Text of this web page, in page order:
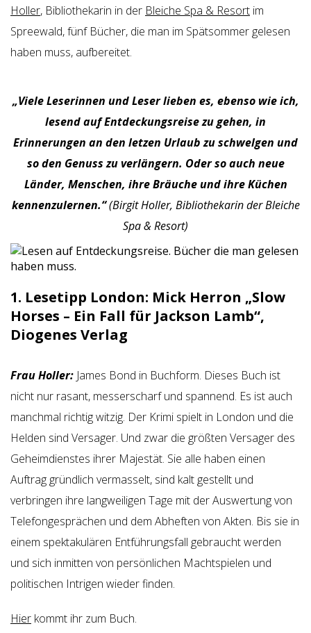
Holler, Bibliothekarin in der Bleiche Spa & Resort im
Spreewald, fünf Bücher, die man im Spätsommer gelesen
haben muss, aufbereitet.
„Viele Leserinnen und Leser lieben es, ebenso wie ich,
lesend auf Entdeckungsreise zu gehen, in
Erinnerungen an den letzen Urlaub zu schwelgen und
so den Genuss zu verlängern. Oder so auch neue
Länder, Menschen, ihre Bräuche und ihre Küchen
kennenzulernen.“(Birgit Holler, Bibliothekarin der Bleiche
Spa & Resort)
1. Lesetipp London: Mick Herron „Slow
Horses – Ein Fall für Jackson Lamb“,
Diogenes Verlag
Frau Holler: James Bond in Buchform. Dieses Buch ist
nicht nur rasant, messerscharf und spannend. Es ist auch
manchmal richtig witzig. Der Krimi spielt in London und die
Helden sind Versager. Und zwar die größten Versager des
Geheimdienstes ihrer Majestät. Sie alle haben einen
Auftrag gründlich vermasselt, sind kalt gestellt und
verbringen ihre langweiligen Tage mit der Auswertung von
Telefongesprächen und dem Abheften von Akten. Bis sie in
einem spektakulären Entführungsfall gebraucht werden
und sich inmitten von persönlichen Machtspielen und
politischen Intrigen wieder finden.
Hier kommt ihr zum Buch.